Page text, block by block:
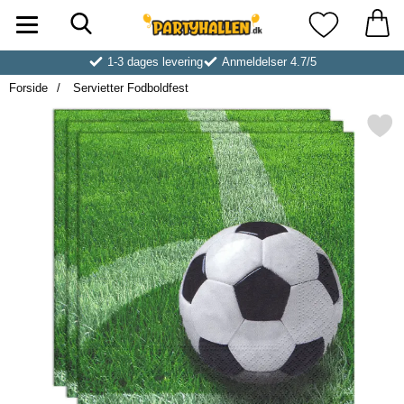
Startside for Partyhallen AB Mine
1-3 dages levering
Anmeldelser 4.7/5
Forside
Servietter Fodboldfest
Markér servietter